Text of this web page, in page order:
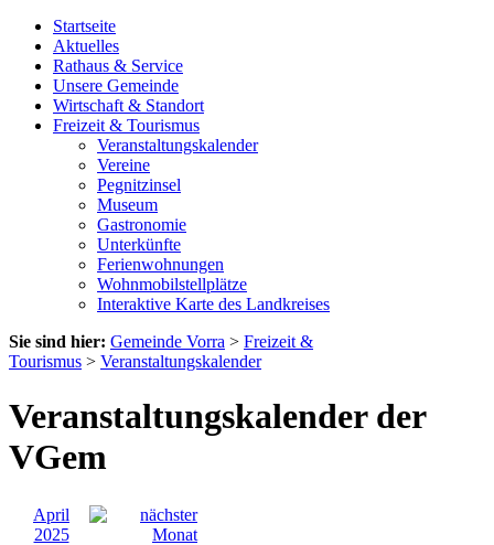
Startseite
Aktuelles
Rathaus & Service
Unsere Gemeinde
Wirtschaft & Standort
Freizeit & Tourismus
Veranstaltungskalender
Vereine
Pegnitzinsel
Museum
Gastronomie
Unterkünfte
Ferienwohnungen
Wohnmobilstellplätze
Interaktive Karte des Landkreises
Sie sind hier: Gemeinde Vorra > Freizeit &
Tourismus > Veranstaltungskalender
Veranstaltungskalender der
VGem
April
2025